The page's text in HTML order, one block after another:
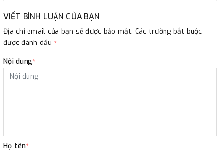
VIẾT BÌNH LUẬN CỦA BẠN
Địa chỉ email của bạn sẽ được bảo mật. Các trường bắt buộc
được đánh dấu *
Nội dung*
Họ tên*